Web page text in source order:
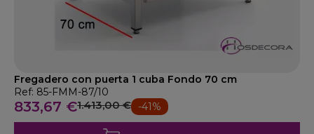
Fregadero con puerta 1 cuba Fondo 70 cm
Ref: 85-FMM-87/10
833,67 €1.413,00 € -41%